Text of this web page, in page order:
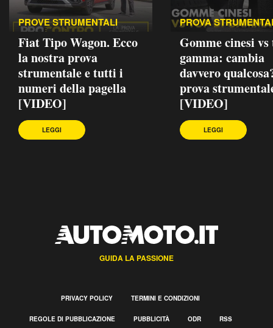
PROVE STRUMENTALI
Fiat Tipo Wagon. Ecco
la nostra prova
strumentale e tutti i
numeri della pagella
[VIDEO]
LEGGI
PROVA
Gomme cinesi
gamma: cambia
davvero
prova
[VIDEO]
LEGGI
GUIDA LA PASSIONE
PRIVACY POLICY TERMINI E CONDIZIONI
REGOLE DI PUBBLICAZIONE PUBBLICITÀ ODR RSS